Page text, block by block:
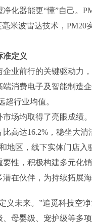
器能更“懂”自己。
米波雷达技术，
定义
前行的关键驱动力，
消费电子及智能制造
超行业均值。
均取得了亮眼成绩。
高达16.2%，稳坐大
地区，线下实体门店入
，积极构建多元化
在伙伴，为持续拓展
未来。”追觅科技空净
母婴级、宠护级等多